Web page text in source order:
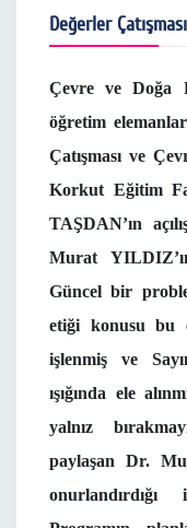
Değerler
Çevre ve Doğa
öğretim
Çatışması ve
Korkut Eğitim
TAŞDAN’ın
Murat
Güncel bir
etiği konusu bu
işlenmiş ve
ışığında ele
yalnız
paylaşan Dr.